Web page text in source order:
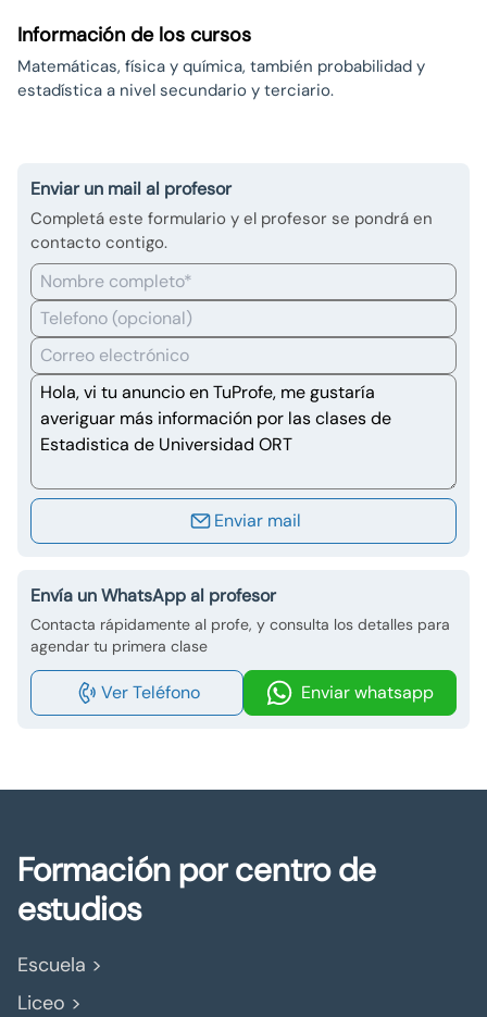
Información de los cursos
Matemáticas, física y química, también probabilidad y
estadística a nivel secundario y terciario.
Enviar un mail al profesor
Completá este formulario y el profesor se pondrá en
contacto contigo.
Enviar mail
Envía un WhatsApp al profesor
Contacta rápidamente al profe, y consulta los detalles para
agendar tu primera clase
Ver Teléfono Enviar whatsapp
Formación por centro de
estudios
Escuela >
Liceo >